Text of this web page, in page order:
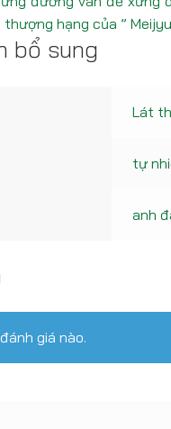
hạng của ”
bổ sung
Lát
tự
anh
giá nào.